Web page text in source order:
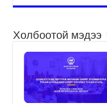
Холбоотой мэдээ